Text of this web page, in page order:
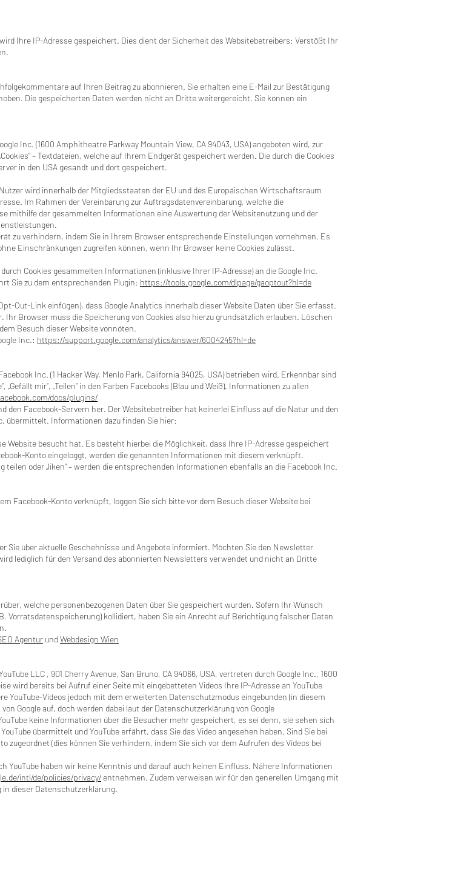
Ihre IP-Adresse gespeichert. Dies dient der Sicherheit des Websitebetreibers: Verstößt Ihr
auf Ihren Beitrag zu abonnieren. Sie erhalten eine E-Mail zur Bestätigung
Die gespeicherten Daten werden nicht an Dritte weitergereicht. Sie können ein
Inc. (1600 Amphitheatre Parkway Mountain View, CA 94043, USA) angeboten wird, zur
– Textdateien, welche auf Ihrem Endgerät gespeichert werden. Die durch die Cookies
in den USA gesandt und dort gespeichert.
wird innerhalb der Mitgliedsstaaten der EU und des Europäischen Wirtschaftsraum
Im Rahmen der Vereinbarung zur Auftragsdatenvereinbarung, welche die
mithilfe der gesammelten Informationen eine Auswertung der Websitenutzung und der
zu verhindern, indem Sie in Ihrem Browser entsprechende Einstellungen vornehmen. Es
Einschränkungen zugreifen können, wenn Ihr Browser keine Cookies zulässt.
Cookies gesammelten Informationen (inklusive Ihrer IP-Adresse) an die Google Inc.
Sie zu dem entsprechenden Plugin: https://tools.google.com/dlpage/gaoptout?hl=de
Out-Link einfügen), dass Google Analytics innerhalb dieser Website Daten über Sie erfasst.
Ihr Browser muss die Speicherung von Cookies also hierzu grundsätzlich erlauben. Löschen
Besuch dieser Website vonnöten.
Inc.: https://support.google.com/analytics/answer/6004245?hl=de
Inc. (1 Hacker Way, Menlo Park, California 94025, USA) betrieben wird. Erkennbar sind
mir“, „Teilen“ in den Farben Facebooks (Blau und Weiß). Informationen zu allen
docs/plugins/
den Facebook-Servern her. Der Websitebetreiber hat keinerlei Einfluss auf die Natur und den
übermittelt. Informationen dazu finden Sie hier:
Website besucht hat. Es besteht hierbei die Möglichkeit, dass Ihre IP-Adresse gespeichert
Konto eingeloggt, werden die genannten Informationen mit diesem verknüpft.
oder „liken“ – werden die entsprechenden Informationen ebenfalls an die Facebook Inc.
Facebook-Konto verknüpft, loggen Sie sich bitte vor dem Besuch dieser Website bei
über aktuelle Geschehnisse und Angebote informiert. Möchten Sie den Newsletter
lediglich für den Versand des abonnierten Newsletters verwendet und nicht an Dritte
welche personenbezogenen Daten über Sie gespeichert wurden. Sofern Ihr Wunsch
Vorratsdatenspeicherung) kollidiert, haben Sie ein Anrecht auf Berichtigung falscher Daten
Agentur undWebdesign Wien
LLC , 901 Cherry Avenue, San Bruno, CA 94066, USA, vertreten durch Google Inc., 1600
wird bereits bei Aufruf einer Seite mit eingebetteten Videos Ihre IP-Adresse an YouTube
YouTube-Videos jedoch mit dem erweiterten Datenschutzmodus eingebunden (in diesem
Google auf, doch werden dabei laut der Datenschutzerklärung von Google
keine Informationen über die Besucher mehr gespeichert, es sei denn, sie sehen sich
übermittelt und YouTube erfährt, dass Sie das Video angesehen haben. Sind Sie bei
(dies können Sie verhindern, indem Sie sich vor dem Aufrufen des Videos bei
YouTube haben wir keine Kenntnis und darauf auch keinen Einfluss. Nähere Informationen
intl/de/policies/privacy/ entnehmen. Zudem verweisen wir für den generellen Umgang mit
in dieser Datenschutzerklärung.